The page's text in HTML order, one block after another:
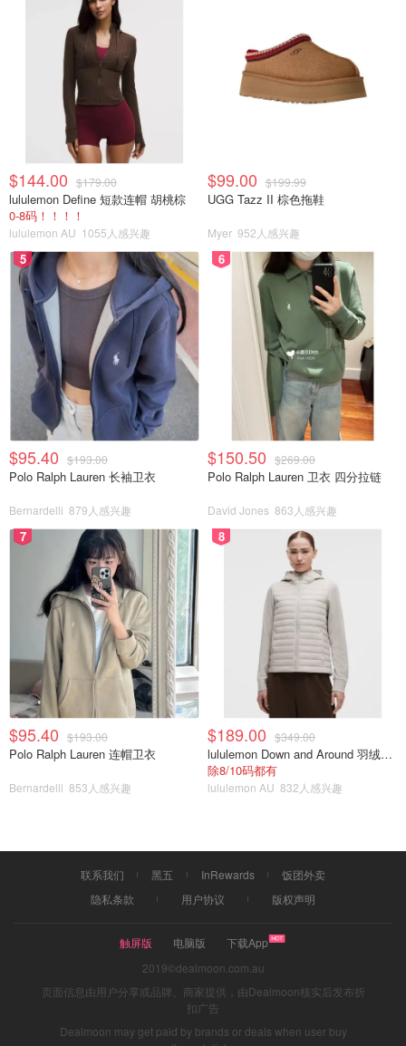
我家里没有洋葱了，捶胸顿足一番，否则应该是
丁、洋葱 切丁备用。而且热锅凉油炝锅时候也应该是先放洋
葱，炒到洋葱变色发焦才好，再加入桂皮、草果、香叶、丁
香和豆蔻炒香。
接着加入西红柿碎和腌好的鸡腿肉块翻炒，加入热水没过所
有食材，铸铁锅炖煮一个小时左右，如果觉得味道不够的
话，可以再加入辣椒粉和盐 提味，出锅撒上香菜碎
$144.00 $179.00
lululemon Define 短款连帽 胡桃棕
0-8码！！！！
lululemon AU 1055人感兴趣
$99.00 $199.99
UGG Tazz II 棕色拖鞋
Myer 952人感兴趣
5
$95.40 $193.00
Polo Ralph Lauren 长袖卫衣
Bernardelli 879人感兴趣
6
$150.50 $269.00
Polo Ralph Lauren 卫衣 四分拉链
David Jones 863人感兴趣
7
$95.40 $193.00
Polo Ralph Lauren 连帽卫衣
Bernardelli 853人感兴趣
8
$189.00 $349.00
lululemon Down and Around 羽绒夹克
除8/10码都有
lululemon AU 832人感兴趣
联系我们 黑五 InRewards
饭团外卖
隐私条款
用户协议 版权声明
触屏版 电脑版
下载App
2019©dealmoon.com.au
页面信息由用户分享或品牌、商家提供，由Dealmoon核实后发布折
扣广告
Dealmoon may get paid by brands or deals when user buy